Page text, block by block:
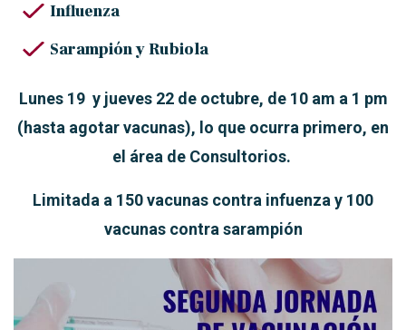
Influenza
Sarampión y Rubiola
Lunes 19 y jueves 22 de octubre, de 10 am a 1 pm
(hasta agotar vacunas), lo que ocurra primero, en
el área de Consultorios.
Limitada a 150 vacunas contra infuenza y 100
vacunas contra sarampión